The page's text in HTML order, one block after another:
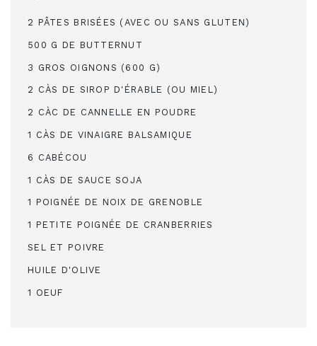
2 PÂTES BRISÉES (AVEC OU SANS GLUTEN)
500 G DE BUTTERNUT
3 GROS OIGNONS (600 G)
2 CÀS DE SIROP D'ÉRABLE (OU MIEL)
2 CÀC DE CANNELLE EN POUDRE
1 CÀS DE VINAIGRE BALSAMIQUE
6 CABÉCOU
1 CÀS DE SAUCE SOJA
1 POIGNÉE DE NOIX DE GRENOBLE
1 PETITE POIGNÉE DE CRANBERRIES
SEL ET POIVRE
HUILE D'OLIVE
1 OEUF